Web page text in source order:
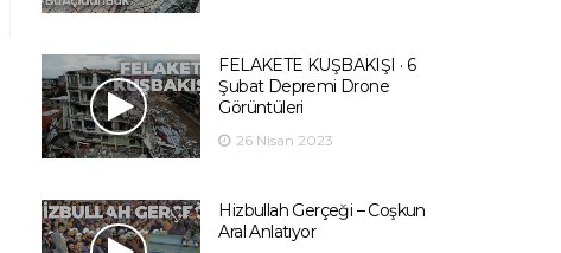
FELAKETE KUŞBAKIŞI · 6
Şubat Depremi Drone
Görüntüleri
26 Nisan 2023
Hizbullah Gerçeği – Coşkun
Aral Anlatıyor